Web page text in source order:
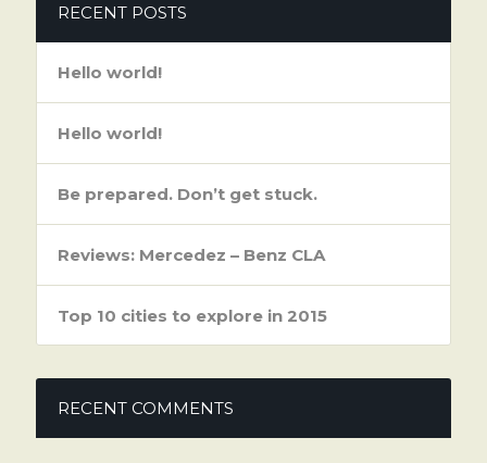
RECENT POSTS
Hello world!
Hello world!
Be prepared. Don’t get stuck.
Reviews: Mercedez – Benz CLA
Top 10 cities to explore in 2015
RECENT COMMENTS